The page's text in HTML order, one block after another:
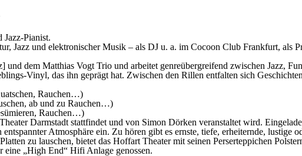
Pianist.
Jazz und elektronischer Musik – als DJ u. a. im Cocoon Club Frankfurt, als
dem Matthias Vogt Trio und arbeitet genreübergreifend zwischen Jazz,
Vinyl, das ihn geprägt hat. Zwischen den Rillen entfalten sich
Rauchen…)
ab und zu Rauchen…)
Rauchen…)
Darmstadt stattfindet und von Simon Dörken veranstaltet wird.
Atmosphäre ein. Zu hören gibt es ernste, tiefe, erheiternde, lustige
zu lauschen, bietet das Hoffart Theater mit seinen Perserteppichen
„High End“ Hifi Anlage genossen.